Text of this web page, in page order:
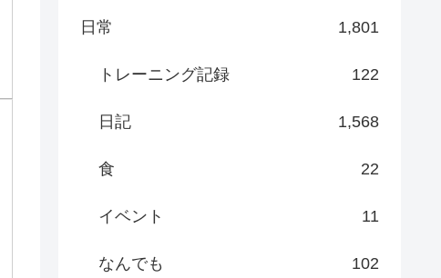
日常 1,801
トレーニング記録 122
日記 1,568
食 22
イベント 11
なんでも 102